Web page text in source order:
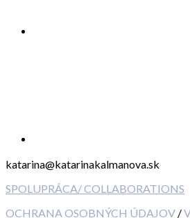
katarina@katarinakalmanova.sk
SPOLUPRÁCA/ COLLABORATIONS
OCHRANA OSOBNÝCH ÚDAJOV /